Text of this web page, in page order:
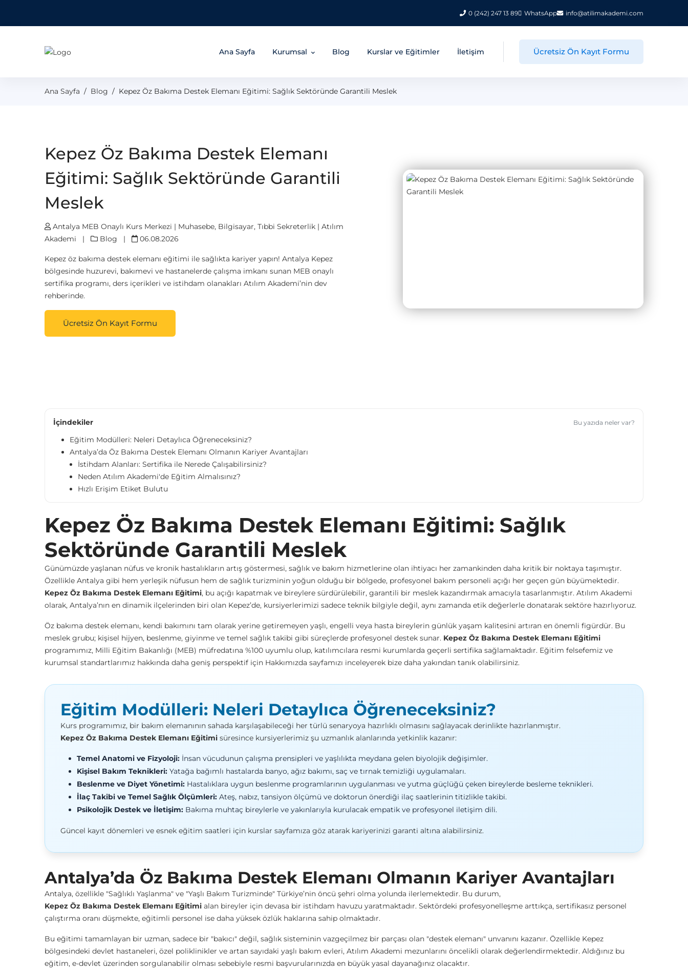
0 (242) 247 13 89 WhatsApp info@atilimakademi.com
Ana Sayfa Kurumsal Blog Kurslar ve Eğitimler İletişim Ücretsiz Ön Kayıt Formu
Ana Sayfa Blog Kepez Öz Bakıma Destek Elemanı Eğitimi: Sağlık Sektöründe Garantili Meslek
Kepez Öz Bakıma Destek Elemanı
Eğitimi: Sağlık Sektöründe Garantili
Meslek
Antalya MEB Onaylı Kurs Merkezi | Muhasebe, Bilgisayar, Tıbbi Sekreterlik | Atılım
Akademi | Blog | 06.08.2026
Kepez öz bakıma destek elemanı eğitimi ile sağlıkta kariyer yapın! Antalya Kepez
bölgesinde huzurevi, bakımevi ve hastanelerde çalışma imkanı sunan MEB onaylı
sertifika programı, ders içerikleri ve istihdam olanakları Atılım Akademi’nin dev
rehberinde.
Ücretsiz Ön Kayıt Formu
İçindekiler Bu yazıda neler var?
Eğitim Modülleri: Neleri Detaylıca Öğreneceksiniz?
Antalya’da Öz Bakıma Destek Elemanı Olmanın Kariyer Avantajları
İstihdam Alanları: Sertifika ile Nerede Çalışabilirsiniz?
Neden Atılım Akademi'de Eğitim Almalısınız?
Hızlı Erişim Etiket Bulutu
Kepez Öz Bakıma Destek Elemanı Eğitimi: Sağlık
Sektöründe Garantili Meslek
Günümüzde yaşlanan nüfus ve kronik hastalıkların artış göstermesi, sağlık ve bakım hizmetlerine olan ihtiyacı her zamankinden daha kritik bir noktaya taşımıştır.
Özellikle Antalya gibi hem yerleşik nüfusun hem de sağlık turizminin yoğun olduğu bir bölgede, profesyonel bakım personeli açığı her geçen gün büyümektedir.
Kepez Öz Bakıma Destek Elemanı Eğitimi, bu açığı kapatmak ve bireylere sürdürülebilir, garantili bir meslek kazandırmak amacıyla tasarlanmıştır. Atılım Akademi
olarak, Antalya’nın en dinamik ilçelerinden biri olan Kepez’de, kursiyerlerimizi sadece teknik bilgiyle değil, aynı zamanda etik değerlerle donatarak sektöre hazırlıyoruz.
Öz bakıma destek elemanı, kendi bakımını tam olarak yerine getiremeyen yaşlı, engelli veya hasta bireylerin günlük yaşam kalitesini artıran en önemli figürdür. Bu
meslek grubu; kişisel hijyen, beslenme, giyinme ve temel sağlık takibi gibi süreçlerde profesyonel destek sunar. Kepez Öz Bakıma Destek Elemanı Eğitimi
programımız, Milli Eğitim Bakanlığı (MEB) müfredatına %100 uyumlu olup, katılımcılara resmi kurumlarda geçerli sertifika sağlamaktadır. Eğitim felsefemiz ve
kurumsal standartlarımız hakkında daha geniş perspektif için Hakkımızda sayfamızı inceleyerek bize daha yakından tanık olabilirsiniz.
Eğitim Modülleri: Neleri Detaylıca Öğreneceksiniz?
Kurs programımız, bir bakım elemanının sahada karşılaşabileceği her türlü senaryoya hazırlıklı olmasını sağlayacak derinlikte hazırlanmıştır.
Kepez Öz Bakıma Destek Elemanı Eğitimi süresince kursiyerlerimiz şu uzmanlık alanlarında yetkinlik kazanır:
Temel Anatomi ve Fizyoloji: İnsan vücudunun çalışma prensipleri ve yaşlılıkta meydana gelen biyolojik değişimler.
Kişisel Bakım Teknikleri: Yatağa bağımlı hastalarda banyo, ağız bakımı, saç ve tırnak temizliği uygulamaları.
Beslenme ve Diyet Yönetimi: Hastalıklara uygun beslenme programlarının uygulanması ve yutma güçlüğü çeken bireylerde besleme teknikleri.
İlaç Takibi ve Temel Sağlık Ölçümleri: Ateş, nabız, tansiyon ölçümü ve doktorun önerdiği ilaç saatlerinin titizlikle takibi.
Psikolojik Destek ve İletişim: Bakıma muhtaç bireylerle ve yakınlarıyla kurulacak empatik ve profesyonel iletişim dili.
Güncel kayıt dönemleri ve esnek eğitim saatleri için kurslar sayfamıza göz atarak kariyerinizi garanti altına alabilirsiniz.
Antalya’da Öz Bakıma Destek Elemanı Olmanın Kariyer Avantajları
Antalya, özellikle "Sağlıklı Yaşlanma" ve "Yaşlı Bakım Turizminde" Türkiye’nin öncü şehri olma yolunda ilerlemektedir. Bu durum,
Kepez Öz Bakıma Destek Elemanı Eğitimi alan bireyler için devasa bir istihdam havuzu yaratmaktadır. Sektördeki profesyonelleşme arttıkça, sertifikasız personel
çalıştırma oranı düşmekte, eğitimli personel ise daha yüksek özlük haklarına sahip olmaktadır.
Bu eğitimi tamamlayan bir uzman, sadece bir "bakıcı" değil, sağlık sisteminin vazgeçilmez bir parçası olan "destek elemanı" unvanını kazanır. Özellikle Kepez
bölgesindeki devlet hastaneleri, özel poliklinikler ve artan sayıdaki yaşlı bakım evleri, Atılım Akademi mezunlarını öncelikli olarak değerlendirmektedir. Aldığınız bu
eğitim, e-devlet üzerinden sorgulanabilir olması sebebiyle resmi başvurularınızda en büyük yasal dayanağınız olacaktır.